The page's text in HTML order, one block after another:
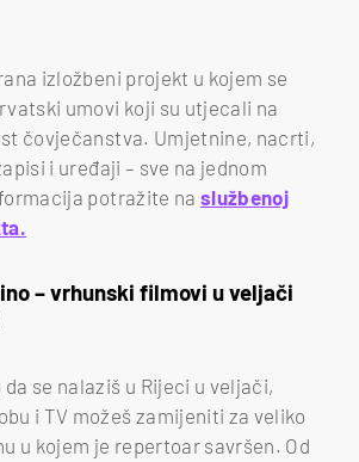
izložbeni projekt u kojem se
umovi koji su utjecali na
čovječanstva. Umjetnine, nacrti,
i uređaji – sve na jednom
potražite na službenoj
– vrhunski filmovi u veljači
se nalaziš u Rijeci u veljači,
i TV možeš zamijeniti za veliko
u kojem je repertoar savršen. Od